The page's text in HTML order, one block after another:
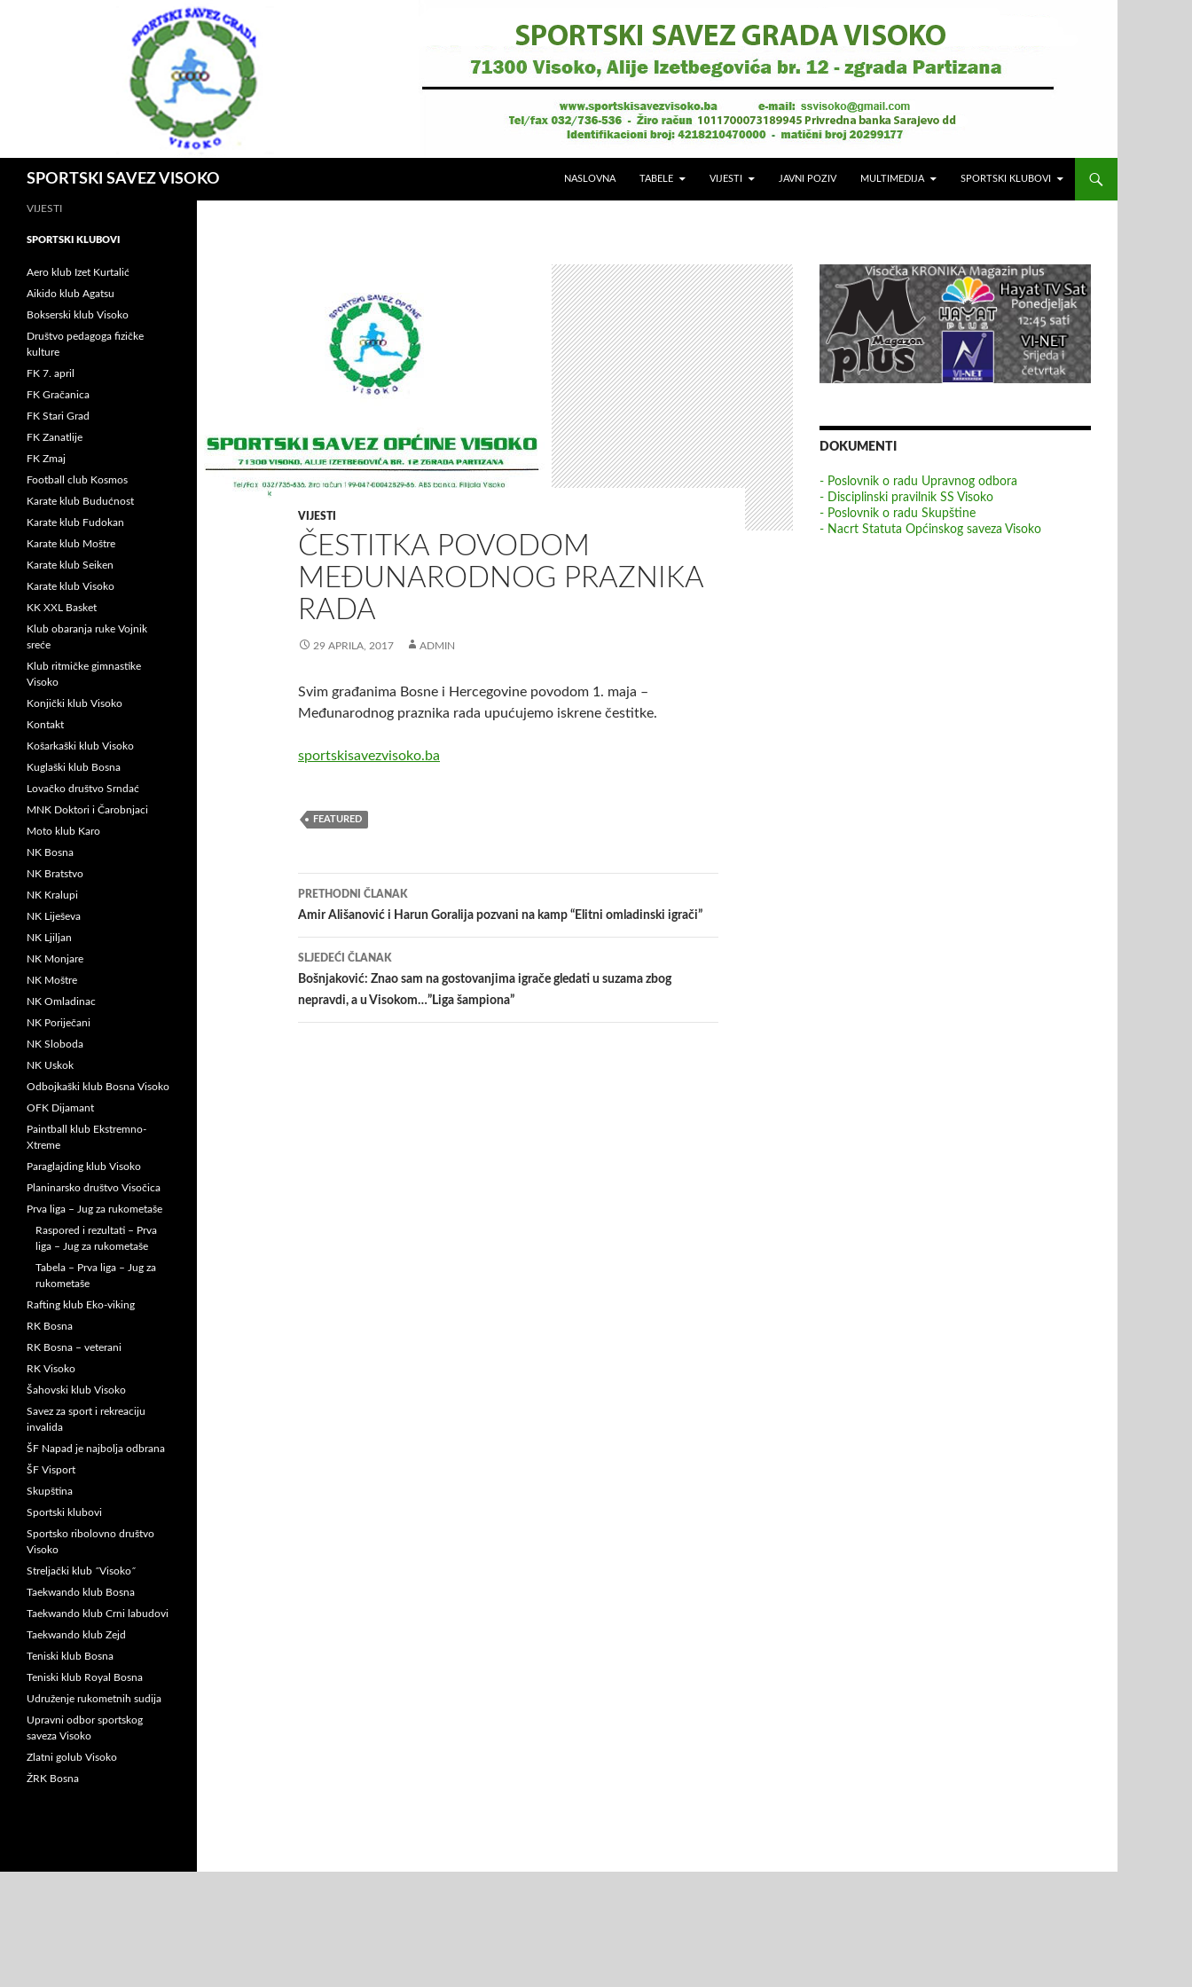
SPORTSKI SAVEZ VISOKO NASLOVNA TABELE VIJESTI JAVNI POZIV MULTIMEDIJA SPORTSKI KLUBOVI
VIJESTI
ČESTITKA POVODOM
MEĐUNARODNOG PRAZNIKA
RADA
29 APRILA, 2017 ADMIN
Svim građanima Bosne i Hercegovine povodom 1. maja –
Međunarodnog praznika rada upućujemo iskrene čestitke.
sportskisavezvisoko.ba
FEATURED
Navigacija
članaka
PRETHODNI ČLANAK
Amir Ališanović i Harun Goralija pozvani na kamp “Elitni omladinski igrači”
SLJEDEĆI ČLANAK
Bošnjaković: Znao sam na gostovanjima igrače gledati u suzama zbog
nepravdi, a u Visokom…”Liga šampiona”
DOKUMENTI
- Poslovnik o radu Upravnog odbora
- Disciplinski pravilnik SS Visoko
- Poslovnik o radu Skupštine
- Nacrt Statuta Općinskog saveza Visoko
VIJESTI
SPORTSKI KLUBOVI
Aero klub Izet Kurtalić
Aikido klub Agatsu
Bokserski klub Visoko
Društvo pedagoga fizičke
kulture
FK 7. april
FK Gračanica
FK Stari Grad
FK Zanatlije
FK Zmaj
Football club Kosmos
Karate klub Budućnost
Karate klub Fudokan
Karate klub Moštre
Karate klub Seiken
Karate klub Visoko
KK XXL Basket
Klub obaranja ruke Vojnik
sreće
Klub ritmičke gimnastike
Visoko
Konjički klub Visoko
Kontakt
Košarkaški klub Visoko
Kuglaški klub Bosna
Lovačko društvo Srndać
MNK Doktori i Čarobnjaci
Moto klub Karo
NK Bosna
NK Bratstvo
NK Kralupi
NK Liješeva
NK Ljiljan
NK Monjare
NK Moštre
NK Omladinac
NK Poriječani
NK Sloboda
NK Uskok
Odbojkaški klub Bosna Visoko
OFK Dijamant
Paintball klub Ekstremno-
Xtreme
Paraglajding klub Visoko
Planinarsko društvo Visočica
Prva liga – Jug za rukometaše
Raspored i rezultati – Prva
liga – Jug za rukometaše
Tabela – Prva liga – Jug za
rukometaše
Rafting klub Eko-viking
RK Bosna
RK Bosna – veterani
RK Visoko
Šahovski klub Visoko
Savez za sport i rekreaciju
invalida
ŠF Napad je najbolja odbrana
ŠF Visport
Skupština
Sportski klubovi
Sportsko ribolovno društvo
Visoko
Streljački klub ˝Visoko˝
Taekwando klub Bosna
Taekwando klub Crni labudovi
Taekwando klub Zejd
Teniski klub Bosna
Teniski klub Royal Bosna
Udruženje rukometnih sudija
Upravni odbor sportskog
saveza Visoko
Zlatni golub Visoko
ŽRK Bosna